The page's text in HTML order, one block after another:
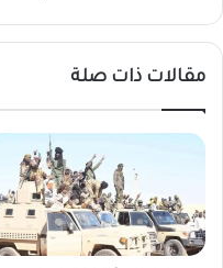
مقالات ذات صلة